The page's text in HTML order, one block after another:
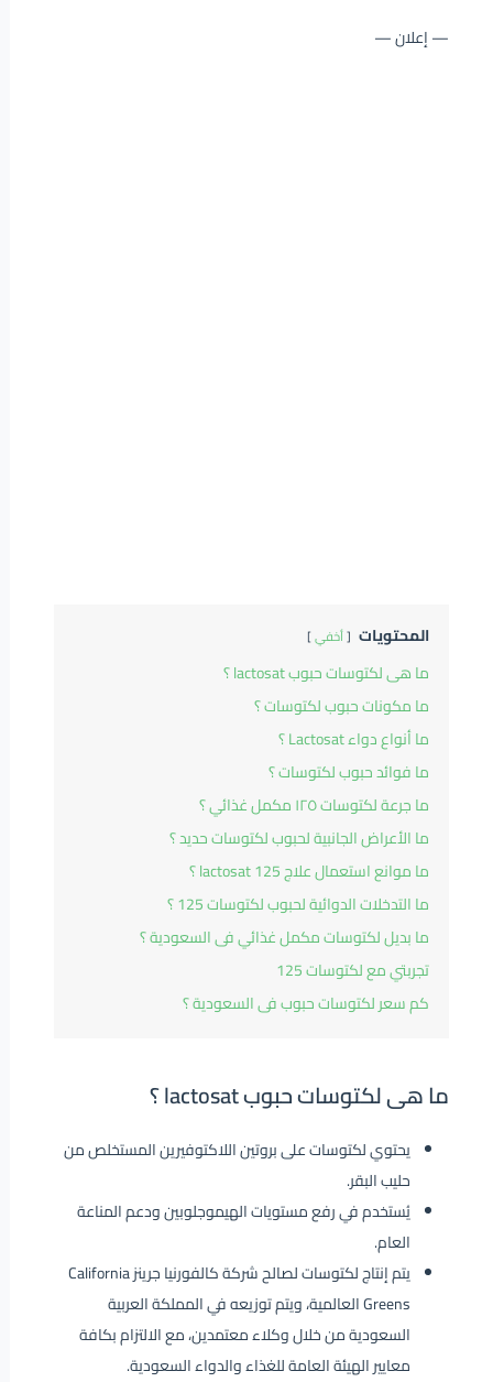
— إعلان —
المحتويات أخفي
ما هى لكتوسات حبوب lactosat ؟
ما مكونات حبوب لكتوسات ؟
ما أنواع دواء Lactosat ؟
ما فوائد حبوب لكتوسات ؟
ما جرعة لكتوسات ١٢٥ مكمل غذائي ؟
ما الأعراض الجانبية لحبوب لكتوسات حديد ؟
ما موانع استعمال علاج lactosat 125 ؟
ما التدخلات الدوائية لحبوب لكتوسات 125 ؟
ما بديل لكتوسات مكمل غذائي فى السعودية ؟
تجربتي مع لكتوسات 125
كم سعر لكتوسات حبوب فى السعودية ؟
ما هى لكتوسات حبوب lactosat ؟
يحتوي لكتوسات على بروتين اللاكتوفيرين المستخلص من
حليب البقر.
يُستخدم في رفع مستويات الهيموجلوبين ودعم المناعة
العام.
يتم إنتاج لكتوسات لصالح شركة كالفورنيا جرينز California
Greens العالمية، ويتم توزيعه في المملكة العربية
السعودية من خلال وكلاء معتمدين، مع الالتزام بكافة
معايير الهيئة العامة للغذاء والدواء السعودية.